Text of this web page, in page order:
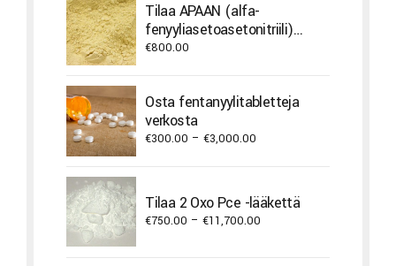
Tilaa APAAN (alfa-
fenyyliasetoasetonitriili)
verkosta
€800.00
Osta fentanyylitabletteja
verkosta
€300.00 – €3,000.00
through
€3,000.00
Tilaa 2 Oxo Pce -lääkettä
€750.00 – €11,700.00